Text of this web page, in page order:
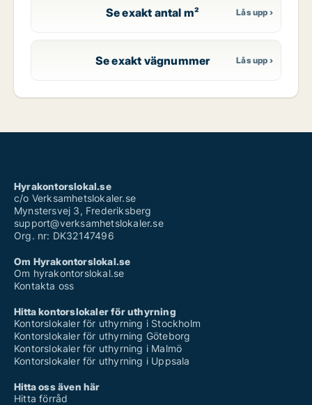
Se exakt antal m²
Se exakt vägnummer
Hyrakontorslokal.se
c/o Verksamhetslokaler.se
Mynstersvej 3, Frederiksberg
support@verksamhetslokaler.se
Org. nr: DK32147496
Om Hyrakontorslokal.se
Om hyrakontorslokal.se
Kontakta oss
Hitta kontorslokaler för uthyrning
Kontorslokaler för uthyrning i Stockholm
Kontorslokaler för uthyrning Göteborg
Kontorslokaler för uthyrning i Malmö
Kontorslokaler för uthyrning i Uppsala
Hitta oss även här
Hitta förråd